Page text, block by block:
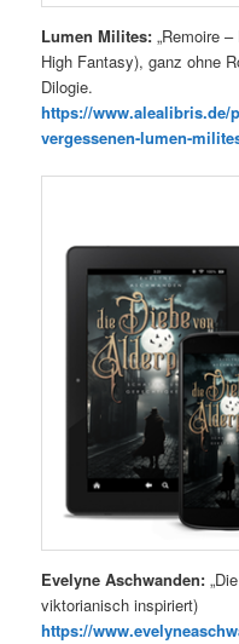
Lumen Milites: „Remoire
High Fantasy), ganz ohne
Dilogie.
https://www.alealibris.de/
vergessenen-lumen-
Evelyne Aschwanden:
viktorianisch inspiriert)
https://